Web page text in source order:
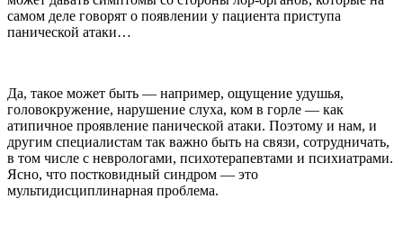
самом деле говорят о появлении у пациента приступа
панической атаки…
Да, такое может быть — например, ощущение удушья,
головокружение, нарушение слуха, ком в горле — как
атипичное проявление панической атаки. Поэтому и нам, и
другим специалистам так важно быть на связи, сотрудничать,
в том числе с неврологами, психотерапевтами и психиатрами.
Ясно, что постковидный синдром — это
мультидисциплинарная проблема.